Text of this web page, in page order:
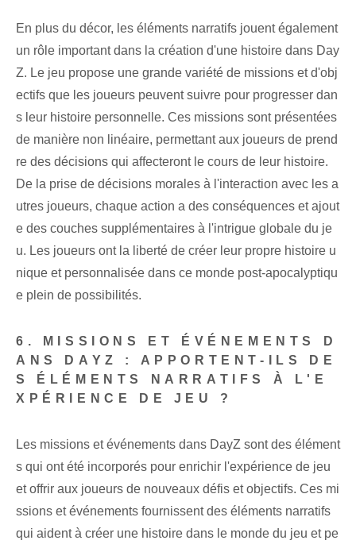
En plus du décor, les éléments narratifs jouent également
un rôle important dans la création d'une histoire dans Day
Z. Le jeu propose une grande variété de missions et d'obj
ectifs que les joueurs peuvent suivre pour progresser dan
s leur histoire personnelle. Ces missions sont présentées
de manière non linéaire, permettant aux joueurs de prend
re des décisions qui affecteront le cours de leur histoire.
De la prise de décisions morales à l'interaction avec les a
utres joueurs, chaque action a des conséquences et ajout
e des couches supplémentaires à l'intrigue globale du je
u. Les joueurs ont la liberté de créer leur propre histoire u
nique et personnalisée dans ce monde post-apocalyptiqu
e plein de possibilités.
6. MISSIONS ET ÉVÉNEMENTS D
ANS DAYZ : APPORTENT-ILS DE
S ÉLÉMENTS NARRATIFS À L'E
XPÉRIENCE DE JEU ?
Les missions et événements dans DayZ sont des élément
s qui ont été incorporés pour enrichir l'expérience de jeu
et offrir aux joueurs de nouveaux défis et objectifs. Ces mi
ssions et événements fournissent des éléments narratifs
qui aident à créer une histoire dans le monde du jeu et pe